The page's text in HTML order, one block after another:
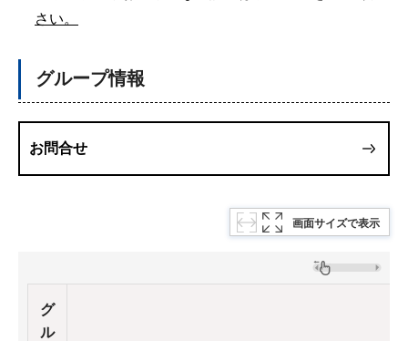
さい。
グループ情報
お問合せ
画面サイズで表示
グ
ル